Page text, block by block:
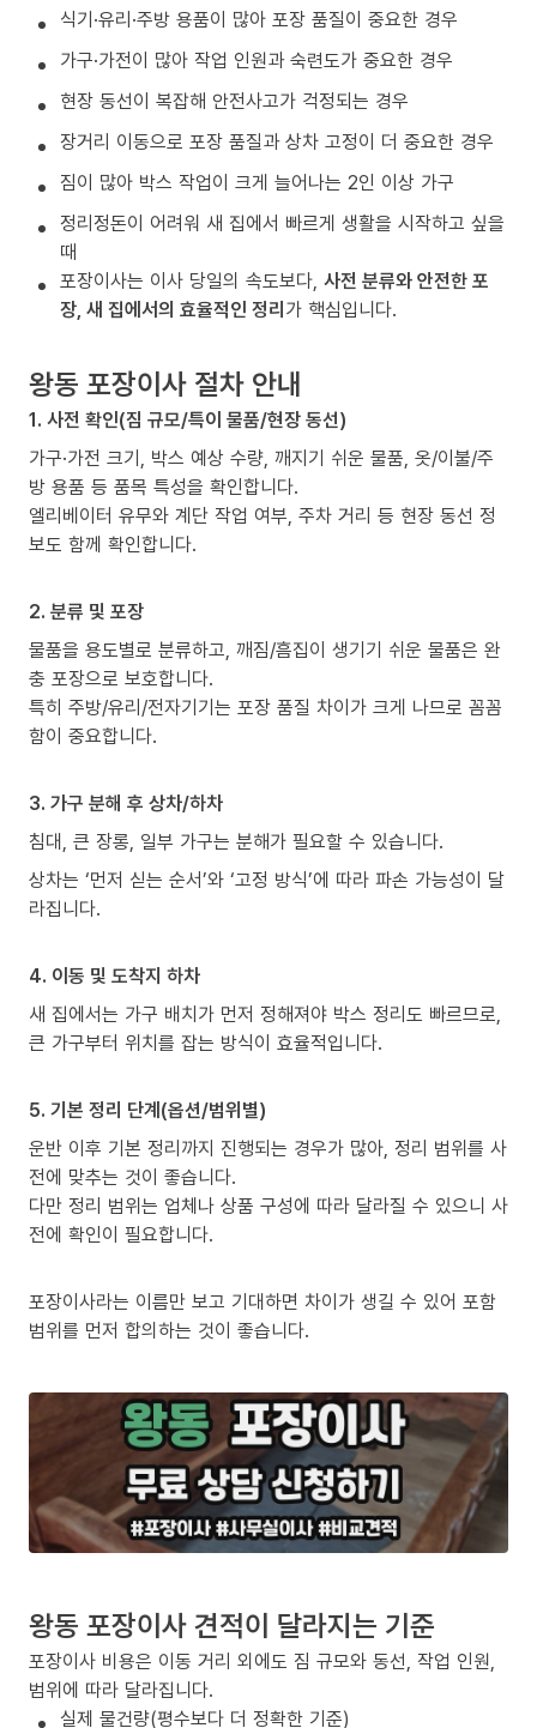
식기·유리·주방 용품이 많아 포장 품질이 중요한 경우
가구·가전이 많아 작업 인원과 숙련도가 중요한 경우
현장 동선이 복잡해 안전사고가 걱정되는 경우
장거리 이동으로 포장 품질과 상차 고정이 더 중요한 경우
짐이 많아 박스 작업이 크게 늘어나는 2인 이상 가구
정리정돈이 어려워 새 집에서 빠르게 생활을 시작하고 싶을
때
포장이사는 이사 당일의 속도보다, 사전 분류와 안전한 포
장, 새 집에서의 효율적인 정리가 핵심입니다.
왕동 포장이사 절차 안내
1. 사전 확인(짐 규모/특이 물품/현장 동선)
가구·가전 크기, 박스 예상 수량, 깨지기 쉬운 물품, 옷/이불/주
방 용품 등 품목 특성을 확인합니다.
엘리베이터 유무와 계단 작업 여부, 주차 거리 등 현장 동선 정
보도 함께 확인합니다.
2. 분류 및 포장
물품을 용도별로 분류하고, 깨짐/흠집이 생기기 쉬운 물품은 완
충 포장으로 보호합니다.
특히 주방/유리/전자기기는 포장 품질 차이가 크게 나므로 꼼꼼
함이 중요합니다.
3. 가구 분해 후 상차/하차
침대, 큰 장롱, 일부 가구는 분해가 필요할 수 있습니다.
상차는 ‘먼저 싣는 순서’와 ‘고정 방식’에 따라 파손 가능성이 달
라집니다.
4. 이동 및 도착지 하차
새 집에서는 가구 배치가 먼저 정해져야 박스 정리도 빠르므로,
큰 가구부터 위치를 잡는 방식이 효율적입니다.
5. 기본 정리 단계(옵션/범위별)
운반 이후 기본 정리까지 진행되는 경우가 많아, 정리 범위를 사
전에 맞추는 것이 좋습니다.
다만 정리 범위는 업체나 상품 구성에 따라 달라질 수 있으니 사
전에 확인이 필요합니다.
포장이사라는 이름만 보고 기대하면 차이가 생길 수 있어 포함
범위를 먼저 합의하는 것이 좋습니다.
왕동 포장이사 견적이 달라지는 기준
포장이사 비용은 이동 거리 외에도 짐 규모와 동선, 작업 인원,
범위에 따라 달라집니다.
실제 물건량(평수보다 더 정확한 기준)